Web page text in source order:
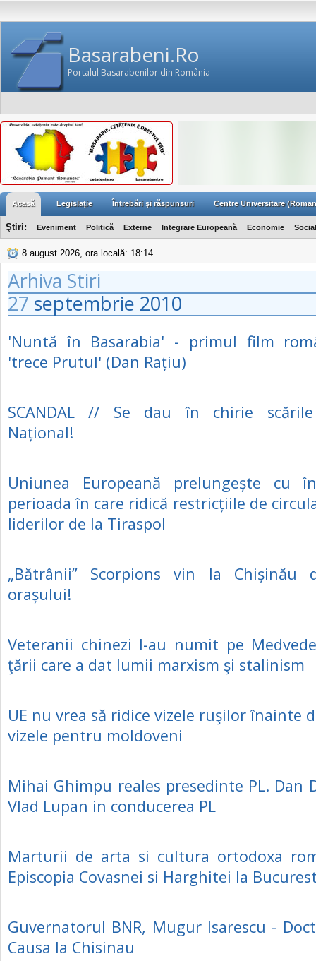
Basarabeni.Ro
Portalul Basarabenilor din România
Acasă Legislaţie Întrebări şi răspunsuri Centre Universitare
Ştiri: Eveniment Politică Externe Integrare Europeană Economie Social
8 august 2026, ora locală: 18:14
Arhiva Stiri
27 septembrie 2010
'Nuntă în Basarabia' - primul film
'trece Prutul' (Dan Rațiu)
SCANDAL // Se dau în chirie
Național!
Uniunea Europeană prelungește cu
perioada în care ridică restricțiile de
liderilor de la Tiraspol
„Bătrânii” Scorpions vin la Chișinău
orașului!
Veteranii chinezi l-au numit pe
ţării care a dat lumii marxism şi stalinism
UE nu vrea să ridice vizele ruşilor înainte
vizele pentru moldoveni
Mihai Ghimpu reales presedinte PL. Dan
Vlad Lupan in conducerea PL
Marturii de arta si cultura ortodoxa
Episcopia Covasnei si Harghitei la
Guvernatorul BNR, Mugur Isarescu -
Causa la Chisinau